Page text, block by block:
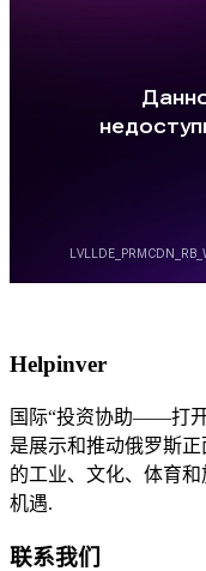
Helpinver
国际“投资协助——打
是展示和推动俄罗斯
的工业、文化、体育
机遇.
联系我们